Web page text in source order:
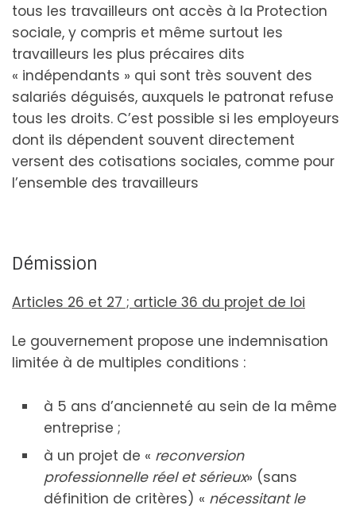
tous les travailleurs ont accès à la Protection
sociale, y compris et même surtout les
travailleurs les plus précaires dits
« indépendants » qui sont très souvent des
salariés déguisés, auxquels le patronat refuse
tous les droits. C’est possible si les employeurs
dont ils dépendent souvent directement
versent des cotisations sociales, comme pour
l’ensemble des travailleurs
Démission
Articles 26 et 27 ; article 36 du projet de loi
Le gouvernement propose une indemnisation
limitée à de multiples conditions :
à 5 ans d’ancienneté au sein de la même
entreprise ;
à un projet de « reconversion
professionnelle réel et sérieux» (sans
définition de critères) « nécessitant le